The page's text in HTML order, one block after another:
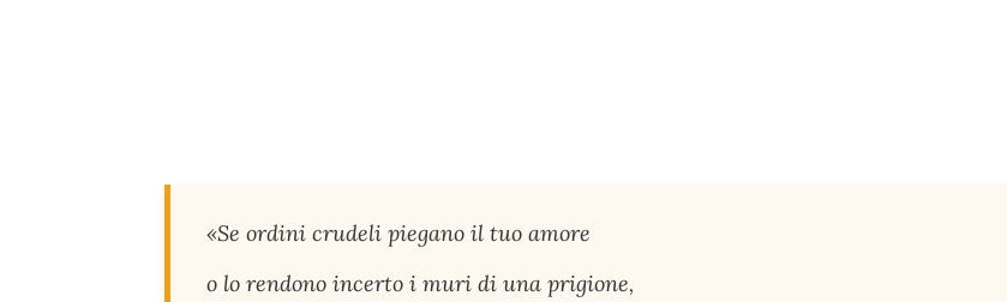
«Se ordini crudeli piegano il tuo amore
o lo rendono incerto i muri di una prigione,